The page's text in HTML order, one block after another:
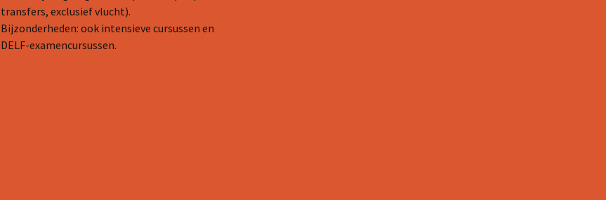
transfers, exclusief vlucht).
Bijzonderheden: ook intensieve cursussen en
DELF-examencursussen.